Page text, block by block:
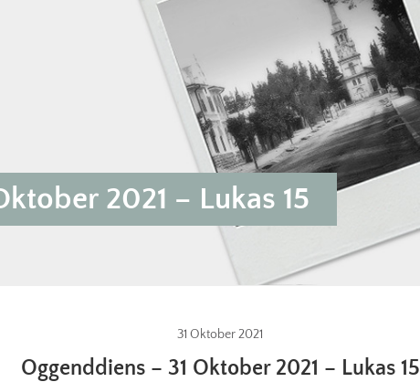
2021 – Lukas 15
31 Oktober 2021
Oggenddiens – 31 Oktober 2021 – Lukas 15